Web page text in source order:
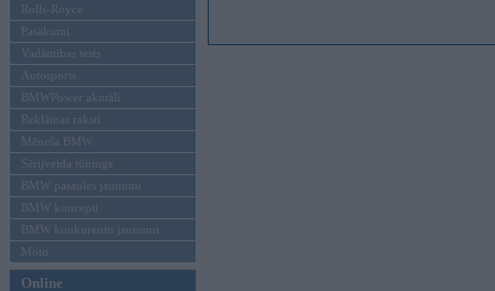
Rolls-Royce
Pasākumi
Vadāmības tests
Autosports
BMWPower aktuāli
Reklāmas raksti
Mēneša BMW
Sērijveida tūnings
BMW pasaules jaunumi
BMW koncepti
BMW konkurentu jaunumi
Moto
Online